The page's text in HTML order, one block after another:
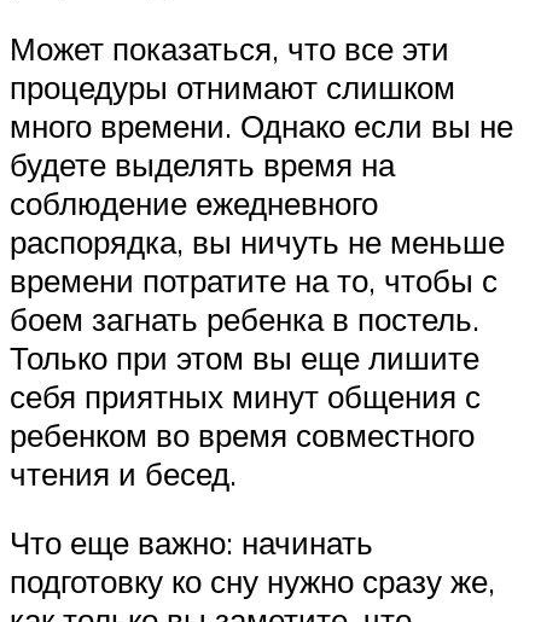
Может показаться, что все эти
процедуры отнимают слишком
много времени. Однако если вы не
будете выделять время на
соблюдение ежедневного
распорядка, вы ничуть не меньше
времени потратите на то, чтобы с
боем загнать ребенка в постель.
Только при этом вы еще лишите
себя приятных минут общения с
ребенком во время совместного
чтения и бесед.
Что еще важно: начинать
подготовку ко сну нужно сразу же,